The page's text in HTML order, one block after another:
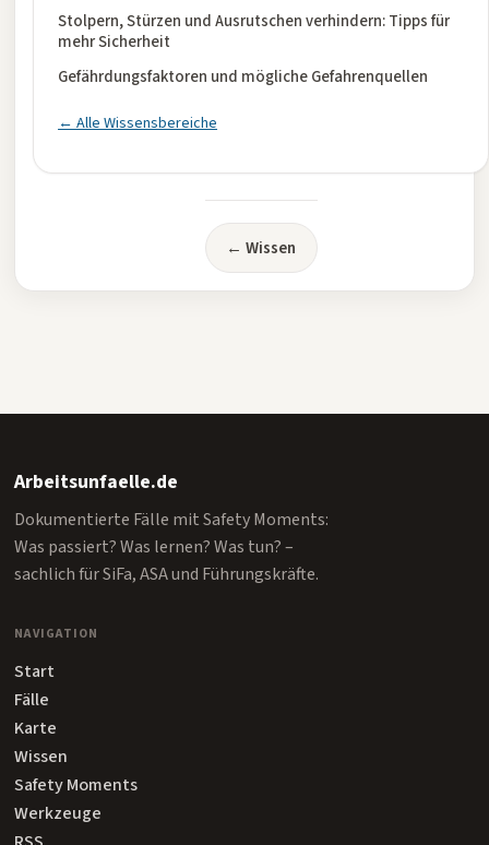
← Wissen
Stolpern, Stürzen und Ausrutschen verhindern: Tipps für
mehr Sicherheit
Gefährdungsfaktoren und mögliche Gefahrenquellen
← Alle Wissensbereiche
Arbeitsunfaelle.de
Dokumentierte Fälle mit Safety Moments:
Was passiert? Was lernen? Was tun? –
sachlich für SiFa, ASA und Führungskräfte.
NAVIGATION
Start
Fälle
Karte
Wissen
Safety Moments
Werkzeuge